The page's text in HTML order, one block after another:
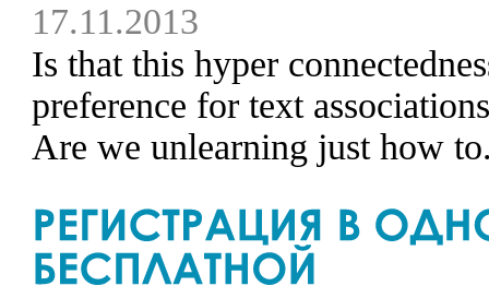
17.11.2013
Is that this hyper
preference for text
Are we unlearning just how